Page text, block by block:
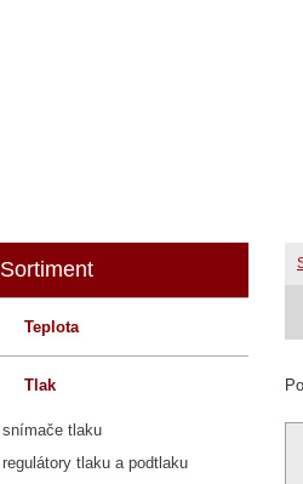
Sortiment
Teplota
Tlak
snímače tlaku
regulátory tlaku a podtlaku